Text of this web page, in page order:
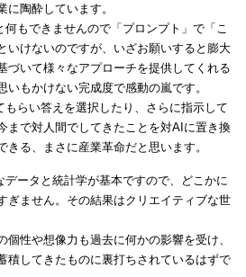
に陶酔しています。
もできませんので「プロンプト」で「こ
いけないのですが、いざお願いすると膨大
づいて様々なアプローチを提供してくれる
もかけない完成度で感動の嵐です。
らい答えを選択したり、さらに指示して
まで対人間でしてきたことを対AIに置き換
きる、まさに産業革命だと思います。
ータと統計学が基本ですので、どこかに
ぎません。その結果はクリエイティブな世
性や想像力も過去に何かの影響を受け、
積してきたものに裏打ちされているはずで